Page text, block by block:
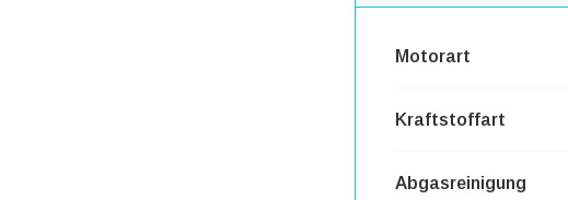
Motorart
Kraftstoffart
Abgasreinigung